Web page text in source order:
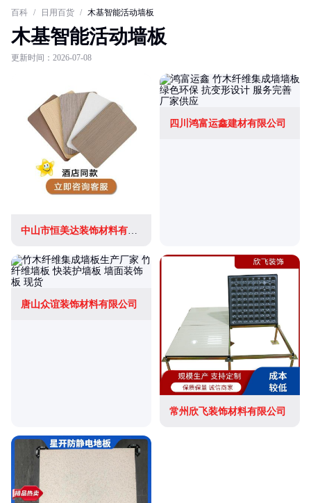
百科 / 日用百货 / 木基智能活动墙板
木基智能活动墙板
更新时间：2026-07-08
中山市恒美达装饰材料有限公司
四川鸿富运鑫建材有限公司
唐山众谊装饰材料有限公司
常州欣飞装饰材料有限公司